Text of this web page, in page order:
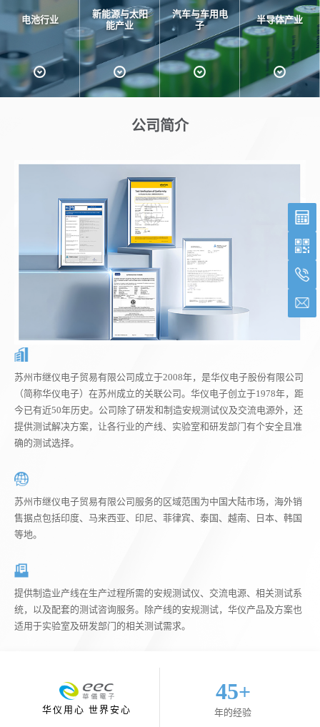
电池行业
新能源与太阳
能产业
汽车与车用电
子
半导体产业
公司简介
苏州市继仪电子贸易有限公司成立于2008年，是华仪电子股份有限公司
（简称华仪电子）在苏州成立的关联公司。华仪电子创立于1978年，距
今已有近50年历史。公司除了研发和制造安规测试仪及交流电源外，还
提供测试解决方案，让各行业的产线、实验室和研发部门有个安全且准
确的测试选择。
苏州市继仪电子贸易有限公司服务的区域范围为中国大陆市场，海外销
售据点包括印度、马来西亚、印尼、菲律宾、泰国、越南、日本、韩国
等地。
提供制造业产线在生产过程所需的安规测试仪、交流电源、相关测试系
统，以及配套的测试咨询服务。除产线的安规测试，华仪产品及方案也
适用于实验室及研发部门的相关测试需求。
华仪用心 世界安心
45+
年的经验